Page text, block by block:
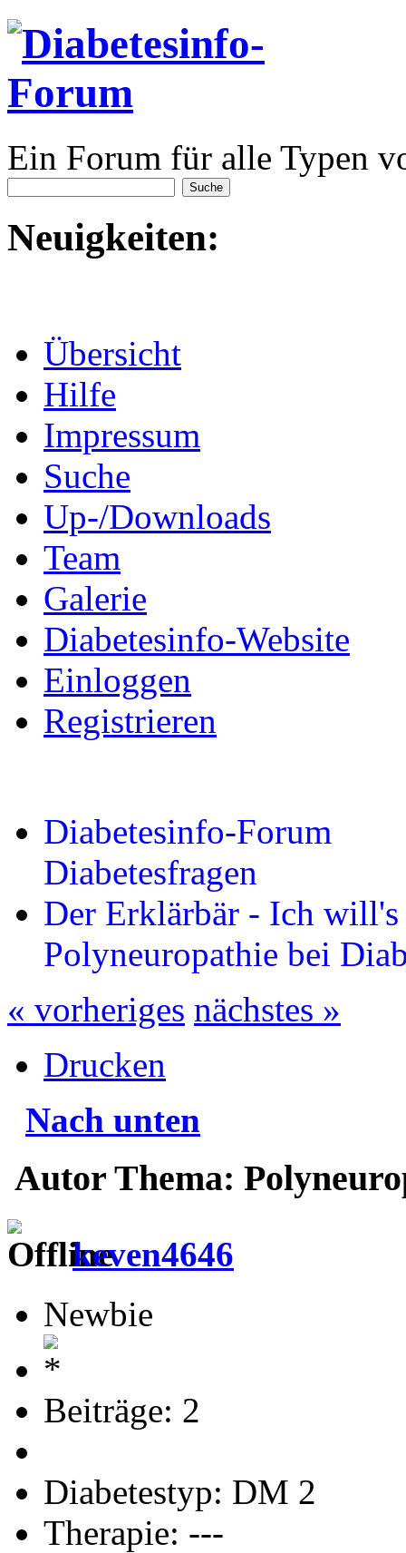
Ein Forum für alle Typen
Neuigkeiten:
Übersicht
Hilfe
Impressum
Suche
Up-/Downloads
Team
Galerie
Diabetesinfo-Website
Einloggen
Registrieren
Diabetesinfo-Forum
Diabetesfragen
Der Erklärbär - Ich will's
Polyneuropathie bei
« vorheriges nächstes »
Drucken
Nach unten
Autor Thema:
keven4646
Newbie
Beiträge: 2
Diabetestyp: DM 2
Therapie: ---